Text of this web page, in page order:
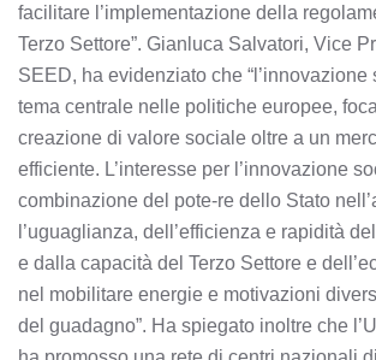
facilitare l’implementazione della
Terzo Settore”. Gianluca Salvatori, Vice
SEED, ha evidenziato che “l’innovazione
tema centrale nelle politiche europee,
creazione di valore sociale oltre a un
efficiente. L’interesse per l’innovazione
combinazione del pote-re dello Stato
l’uguaglianza, dell’efficienza e rapidità
e dalla capacità del Terzo Settore e
nel mobilitare energie e motivazioni
del guadagno”. Ha spiegato inoltre che